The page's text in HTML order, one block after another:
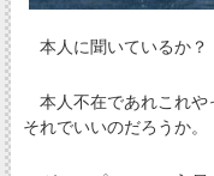
本人に聞いているか？
本人不在であれこれや
それでいいのだろうか。